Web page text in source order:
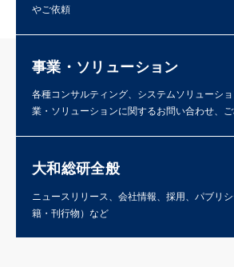
やご依頼
事業・ソリューション
各種コンサルティング、システムソリューシ
業・ソリューションに関するお問い合わせ、
大和総研全般
ニュースリリース、会社情報、採用、パブリ
籍・刊行物）など